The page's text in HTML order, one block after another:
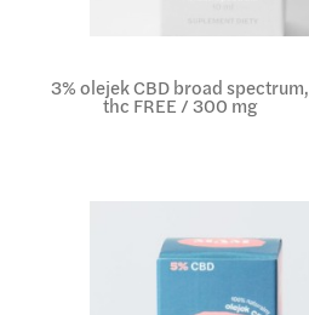
3% olejek CBD broad spectrum,
thc FREE / 300 mg